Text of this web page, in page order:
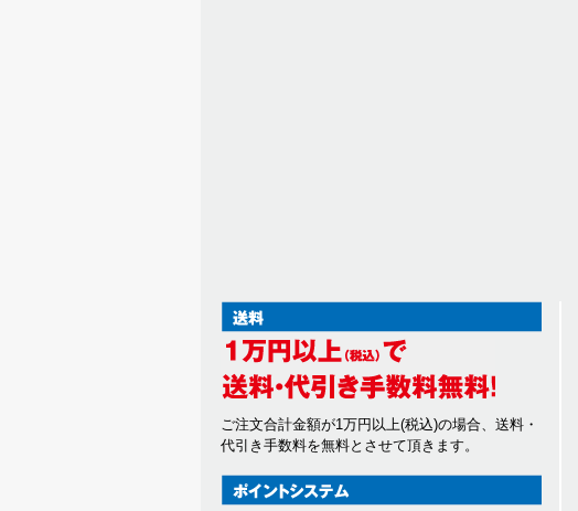
ご注文合計金額が1万円以上(税込)の場合、送料・
代引き手数料を無料とさせて頂きます。